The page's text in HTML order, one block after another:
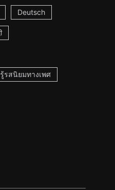
Deutsch
รสนิยมทางเพศ